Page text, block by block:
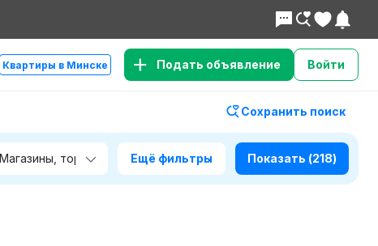
Квартиры в Минске Подать объявление Войти
Сохранить поиск
Ещё фильтры Показать (218)